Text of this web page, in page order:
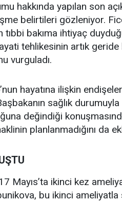
hakkında yapılan son
belirtileri gözleniyor.
bakıma ihtiyaç
tehlikesinin artık geride
vurguladı.
hayatına ilişkin
sağlık
değindiği
planlanmadığını da
Mayıs’ta ikinci kez
bu ikinci ameliyatla